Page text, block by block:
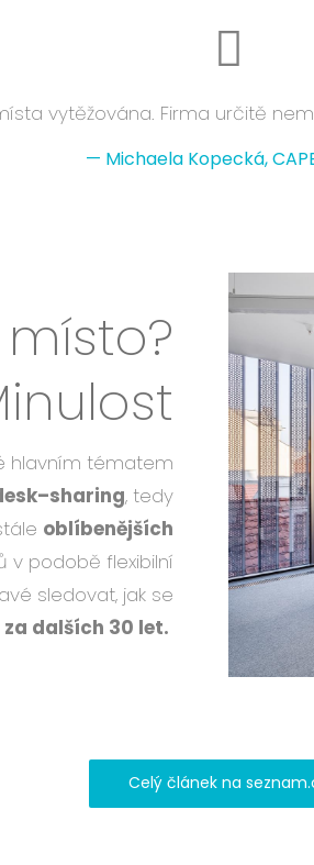
vytěžována. Firma určitě
— Michaela Kopecká,
hlavním tématem
, tedy
oblíbenějších
v podobě flexibilní
sledovat, jak se
dalších 30 let.
Celý článek na